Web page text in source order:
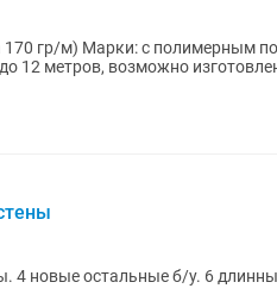
170 гр/м) Марки: с полимерным
12 метров, возможно
4 новые остальные б/у. 6